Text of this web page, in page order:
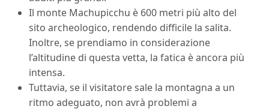
Il monte Machupicchu è 600 metri più alto del
sito archeologico, rendendo difficile la salita.
Inoltre, se prendiamo in considerazione
l’altitudine di questa vetta, la fatica è ancora più
intensa.
Tuttavia, se il visitatore sale la montagna a un
ritmo adeguato, non avrà problemi a